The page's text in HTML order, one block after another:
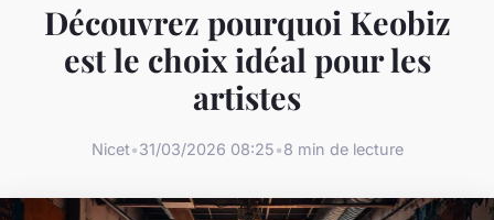
Découvrez pourquoi Keobiz
est le choix idéal pour les
artistes
Nicet•31/03/2026 08:25•8 min de lecture